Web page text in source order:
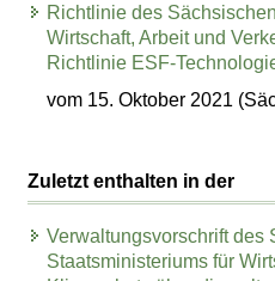
Richtlinie des
Wirtschaft, Arbeit und
Richtlinie ESF-
vom 15. Oktober 2021
Zuletzt enthalten in der
Verwaltungsvorschrift des
Staatsministeriums für